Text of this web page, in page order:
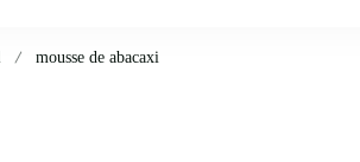
mousse de abacaxi